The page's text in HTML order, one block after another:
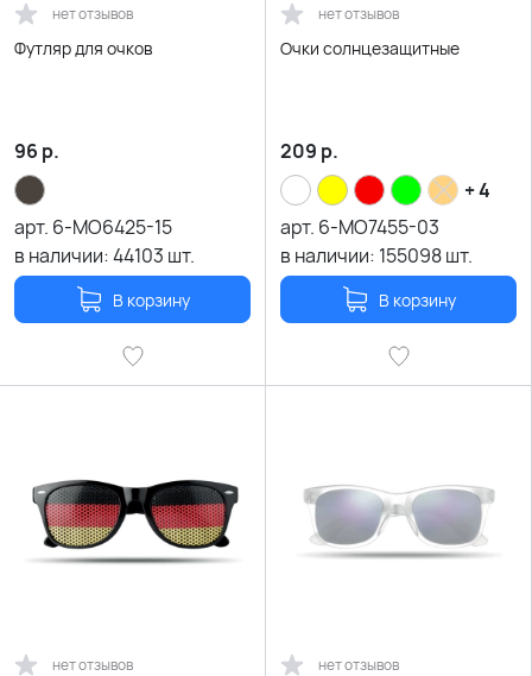
нет отзывов
Футляр для очков
96 р.
арт. 6-MO6425-15
в наличии:44103 шт.
В корзину
нет отзывов
Очки солнцезащитные
209 р.
+ 4
арт. 6-MO7455-03
в наличии: 155098шт.
В корзину
нет отзывов нет отзывов